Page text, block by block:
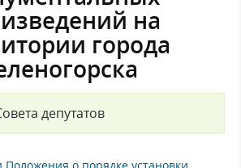
на
города
депутатов